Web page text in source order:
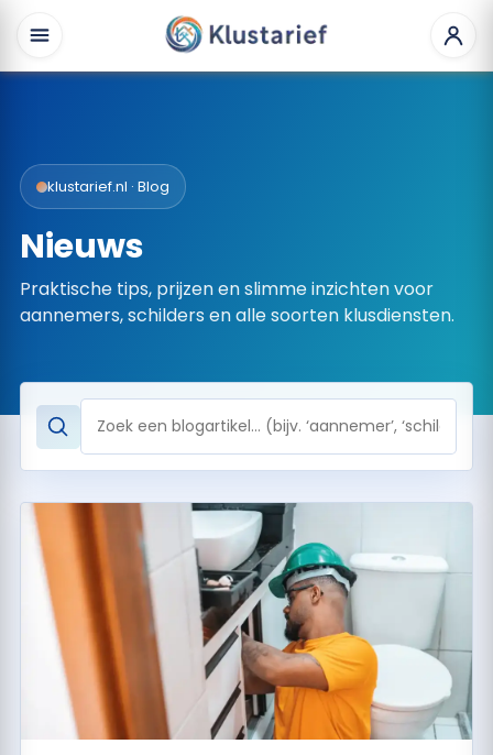
klustarief.nl · Blog
Nieuws
Praktische tips, prijzen en slimme inzichten voor
aannemers, schilders en alle soorten klusdiensten.